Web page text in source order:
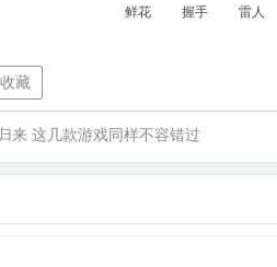
鲜花 握手 雷人
收藏
来 这几款游戏同样不容错过